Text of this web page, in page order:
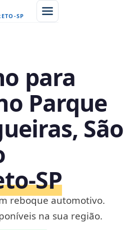
-SP
para
Parque
São
reboque automotivo.
na sua região.